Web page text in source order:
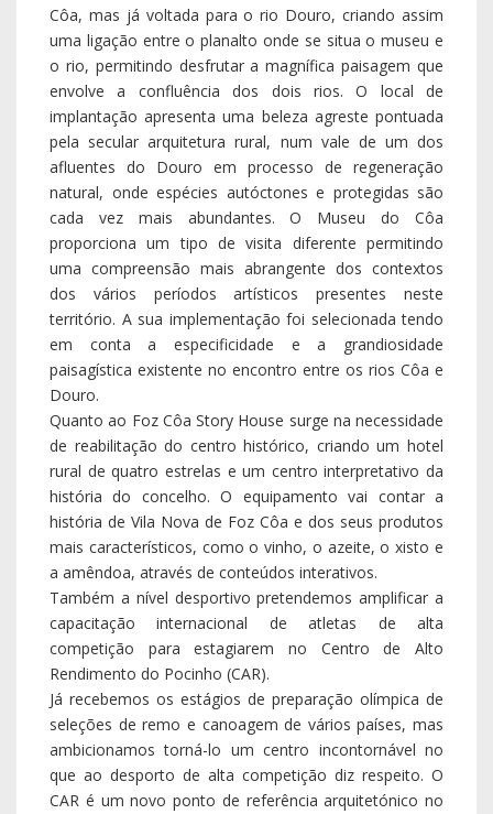
Côa, mas já voltada para o rio Douro, criando assim
uma ligação entre o planalto onde se situa o museu e
o rio, permitindo desfrutar a magnífica paisagem que
envolve a confluência dos dois rios. O local de
implantação apresenta uma beleza agreste pontuada
pela secular arquitetura rural, num vale de um dos
afluentes do Douro em processo de regeneração
natural, onde espécies autóctones e protegidas são
cada vez mais abundantes. O Museu do Côa
proporciona um tipo de visita diferente permitindo
uma compreensão mais abrangente dos contextos
dos vários períodos artísticos presentes neste
território. A sua implementação foi selecionada tendo
em conta a especificidade e a grandiosidade
paisagística existente no encontro entre os rios Côa e
Douro.
Quanto ao Foz Côa Story House surge na necessidade
de reabilitação do centro histórico, criando um hotel
rural de quatro estrelas e um centro interpretativo da
história do concelho. O equipamento vai contar a
história de Vila Nova de Foz Côa e dos seus produtos
mais característicos, como o vinho, o azeite, o xisto e
a amêndoa, através de conteúdos interativos.
Também a nível desportivo pretendemos amplificar a
capacitação internacional de atletas de alta
competição para estagiarem no Centro de Alto
Rendimento do Pocinho (CAR).
Já recebemos os estágios de preparação olímpica de
seleções de remo e canoagem de vários países, mas
ambicionamos torná-lo um centro incontornável no
que ao desporto de alta competição diz respeito. O
CAR é um novo ponto de referência arquitetónico no